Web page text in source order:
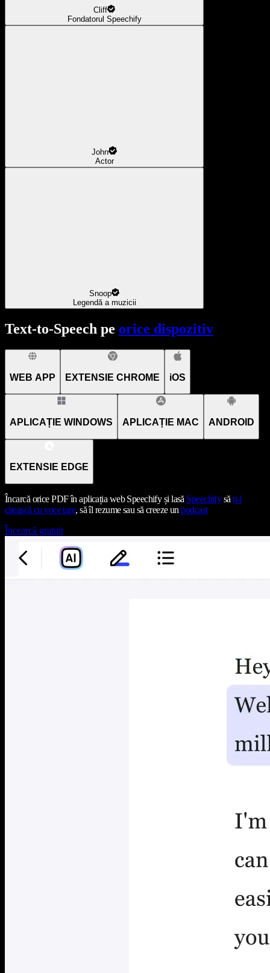
Cliff
Fondatorul Speechify
John
Actor
Snoop
Legendă a muzicii
Text-to-Speech pe orice dispozitiv
WEB APP EXTENSIE CHROME iOS
APLICAȚIE WINDOWS APLICAȚIE MAC ANDROID
EXTENSIE EDGE
Încarcă orice PDF în aplicația web Speechify și lasă Speechifysăți-l
citească cu voce tare, să îl rezume sau să creeze unpodcast
Încearcă gratuit